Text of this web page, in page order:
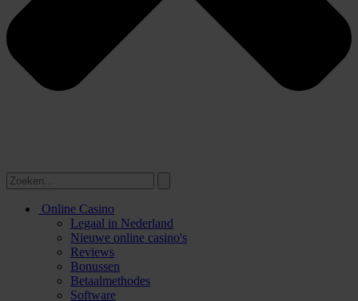
Online Casino
Legaal in Nederland
Nieuwe online casino's
Reviews
Bonussen
Betaalmethodes
Software